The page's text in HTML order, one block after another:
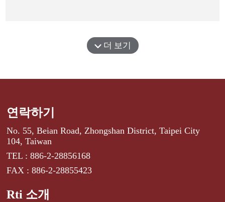
더 보기
연락하기
No. 55, Beian Road, Zhongshan District, Taipei City
104, Taiwan
TEL : 886-2-28856168
FAX : 886-2-28855423
Rti 소개